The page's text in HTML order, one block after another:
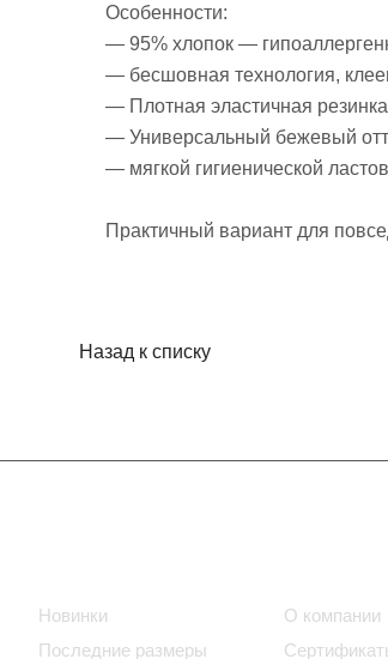
Особенности:
— 95% хлопок —
— бесшовная технология,
— Плотная эластичная
— Универсальный бежевый
— мягкой гигиенической
Практичный вариант для
Назад к списку
Новинки
Последние размеры
О компании